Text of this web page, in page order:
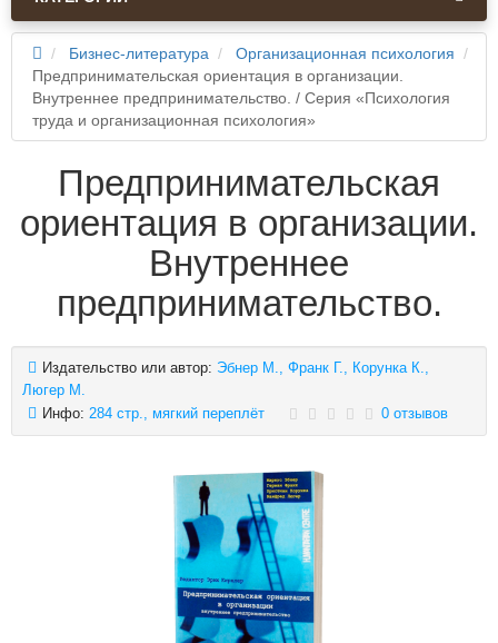
Бизнес-литература
Организационная психология
Предпринимательская ориентация в организации.
Внутреннее предпринимательство. / Серия «Психология
труда и организационная психология»
Предпринимательская
ориентация в организации.
Внутреннее
предпринимательство.
Издательство или автор: Эбнер М., Франк Г., Корунка К.,
Люгер М.
Инфо: 284 стр., мягкий переплёт 0 отзывов